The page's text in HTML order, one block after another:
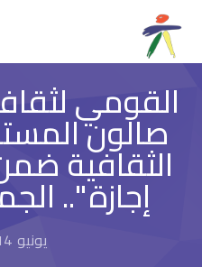
القومي
صالون
الثقافية
إجازة "..
يونيو 14, 2023